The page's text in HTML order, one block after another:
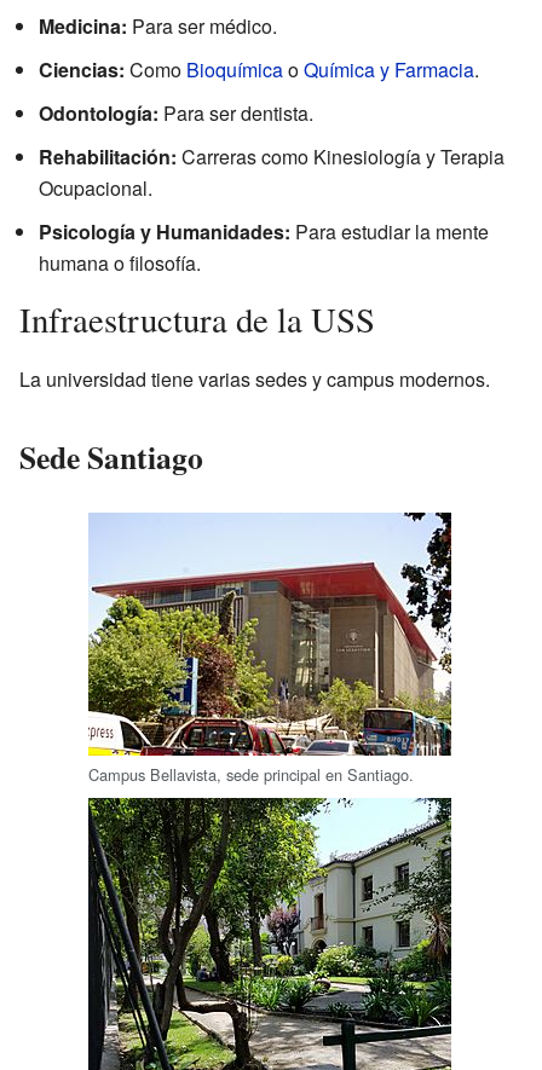
Medicina: Para ser médico.
Ciencias: Como BioquímicaoQuímica y Farmacia.
Odontología: Para ser dentista.
Rehabilitación: Carreras como Kinesiología y Terapia
Ocupacional.
Psicología y Humanidades: Para estudiar la mente
humana o filosofía.
Infraestructura de la USS
La universidad tiene varias sedes y campus modernos.
Sede Santiago
Campus Bellavista, sede principal en Santiago.